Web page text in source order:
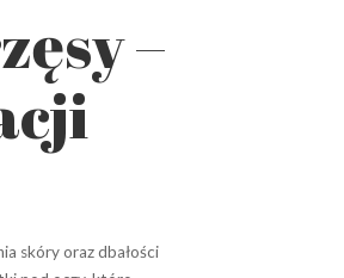
–
skóry oraz dbałości